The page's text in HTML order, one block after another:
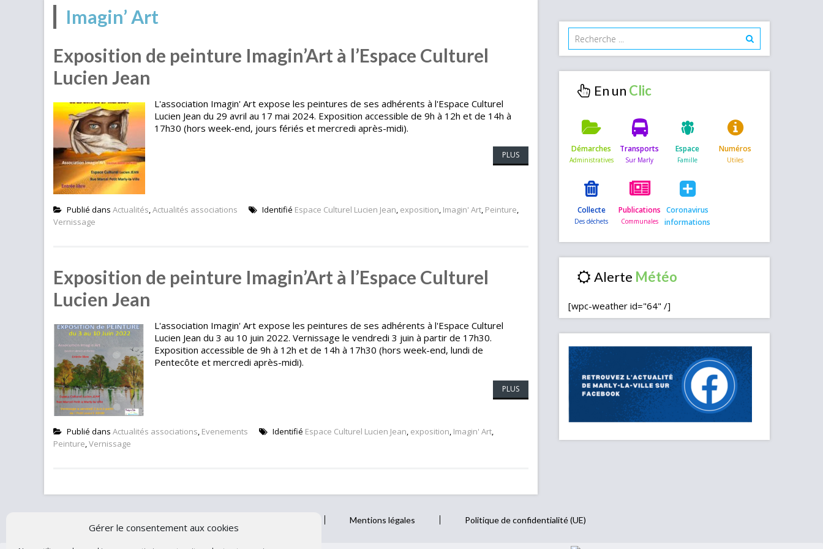
Gérer le consentement aux cookies
Imagin’ Art
Exposition de peinture Imagin’Art à l’Espace Culturel
Lucien Jean
L'association Imagin' Art expose les peintures de ses adhérents à l'Espace Culturel
Lucien Jean du 29 avril au 17 mai 2024. Exposition accessible de 9h à 12h et de 14h à
17h30 (hors week-end, jours fériés et mercredi après-midi).
PLUS
Publié dans Actualités,Actualités associations Identifié Espace Culturel Lucien Jean, exposition, Imagin' Art, Peinture,
Vernissage
Exposition de peinture Imagin’Art à l’Espace Culturel
Lucien Jean
L'association Imagin' Art expose les peintures de ses adhérents à l'Espace Culturel
Lucien Jean du 3 au 10 juin 2022. Vernissage le vendredi 3 juin à partir de 17h30.
Exposition accessible de 9h à 12h et de 14h à 17h30 (hors week-end, lundi de
Pentecôte et mercredi après-midi).
PLUS
Publié dans Actualités associations, Evenements Identifié Espace Culturel Lucien Jean, exposition, Imagin' Art,
Peinture,Vernissage
En un
Démarches Transports Espace Numéros
Collecte Publications Coronavirus
informations
Alerte
[wpc-weather id="64" /]
Mentions légales Politique de confidentialité (UE)